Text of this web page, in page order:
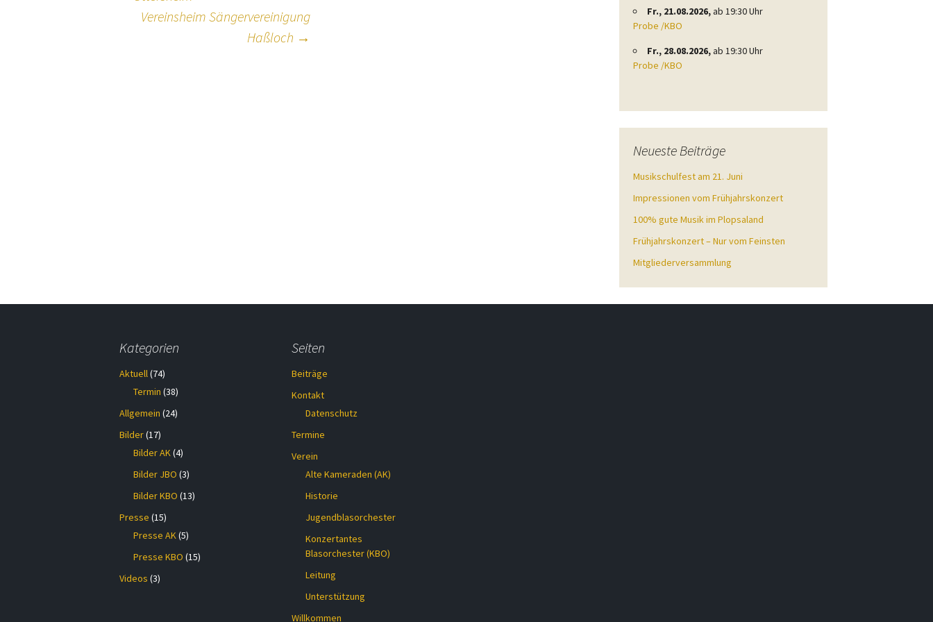
Vereinsheim Sängervereinigung
Haßloch →
Fr., 21.08.2026,ab 19:30 Uhr
Probe /KBO
Fr., 28.08.2026,ab 19:30 Uhr
Probe /KBO
Neueste Beiträge
Musikschulfest am 21. Juni
Impressionen vom Frühjahrskonzert
100% gute Musik im Plopsaland
Frühjahrskonzert – Nur vom Feinsten
Mitgliederversammlung
Kategorien
Aktuell(74)
Termin (38)
Allgemein (24)
Bilder(17)
Bilder AK(4)
Bilder JBO (3)
Bilder KBO (13)
Presse (15)
Presse AK(5)
Presse KBO (15)
Videos (3)
Seiten
Beiträge
Kontakt
Datenschutz
Termine
Verein
Alte Kameraden (AK)
Historie
Jugendblasorchester
Konzertantes
Blasorchester (KBO)
Leitung
Unterstützung
Willkommen